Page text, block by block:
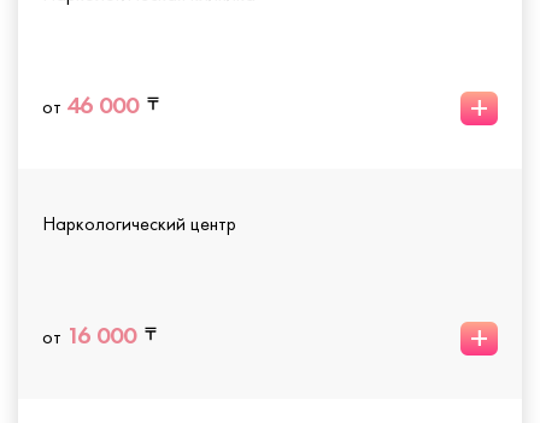
от 46 000 +
Наркологический центр
от 16 000 +